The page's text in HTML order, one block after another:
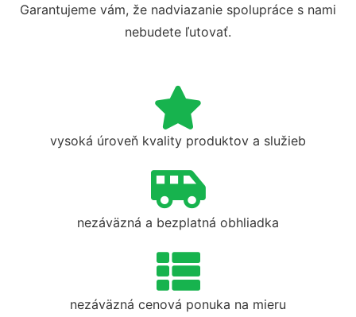
Garantujeme vám, že nadviazanie spolupráce s nami
nebudete ľutovať.
vysoká úroveň kvality produktov a služieb
nezáväzná a bezplatná obhliadka
nezáväzná cenová ponuka na mieru